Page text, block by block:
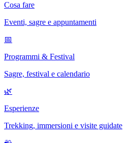
Cosa fare
Eventi, sagre e appuntamenti
📅
Programmi & Festival
Sagre, festival e calendario
🌿
Esperienze
Trekking, immersioni e visite guidate